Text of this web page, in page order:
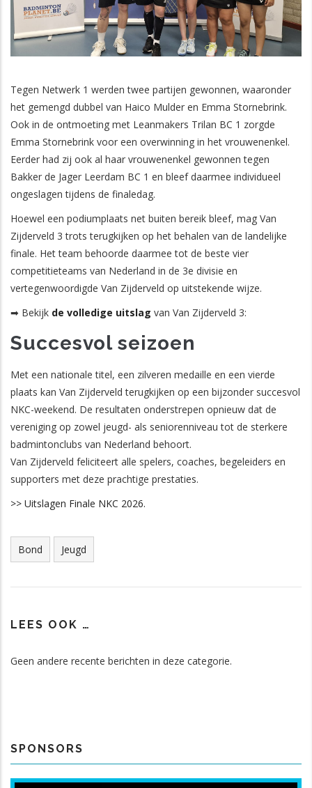
Tegen Netwerk 1 werden twee partijen gewonnen, waaronder
het gemengd dubbel van Haico Mulder en Emma Stornebrink.
Ook in de ontmoeting met Leanmakers Trilan BC 1 zorgde
Emma Stornebrink voor een overwinning in het vrouwenenkel.
Eerder had zij ook al haar vrouwenenkel gewonnen tegen
Bakker de Jager Leerdam BC 1 en bleef daarmee individueel
ongeslagen tijdens de finaledag.
Hoewel een podiumplaats net buiten bereik bleef, mag Van
Zijderveld 3 trots terugkijken op het behalen van de landelijke
finale. Het team behoorde daarmee tot de beste vier
competitieteams van Nederland in de 3e divisie en
vertegenwoordigde Van Zijderveld op uitstekende wijze.
➡ Bekijk de volledige uitslag van Van Zijderveld 3:
Succesvol seizoen
Met een nationale titel, een zilveren medaille en een vierde
plaats kan Van Zijderveld terugkijken op een bijzonder succesvol
NKC-weekend. De resultaten onderstrepen opnieuw dat de
vereniging op zowel jeugd- als seniorenniveau tot de sterkere
badmintonclubs van Nederland behoort.
Van Zijderveld feliciteert alle spelers, coaches, begeleiders en
supporters met deze prachtige prestaties.
>> Uitslagen Finale NKC 2026.
Tags
Bond Jeugd
LEES OOK …
Geen andere recente berichten in deze categorie.
SPONSORS